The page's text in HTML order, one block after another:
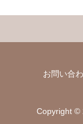
お問い合
Copyright ©